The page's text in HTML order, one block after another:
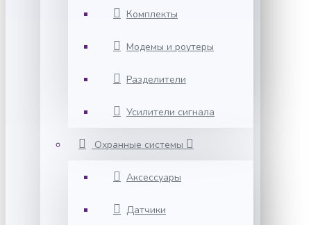
Комплекты
Модемы и роутеры
Разделители
Усилители сигнала
Охранные системы
Аксессуары
Датчики